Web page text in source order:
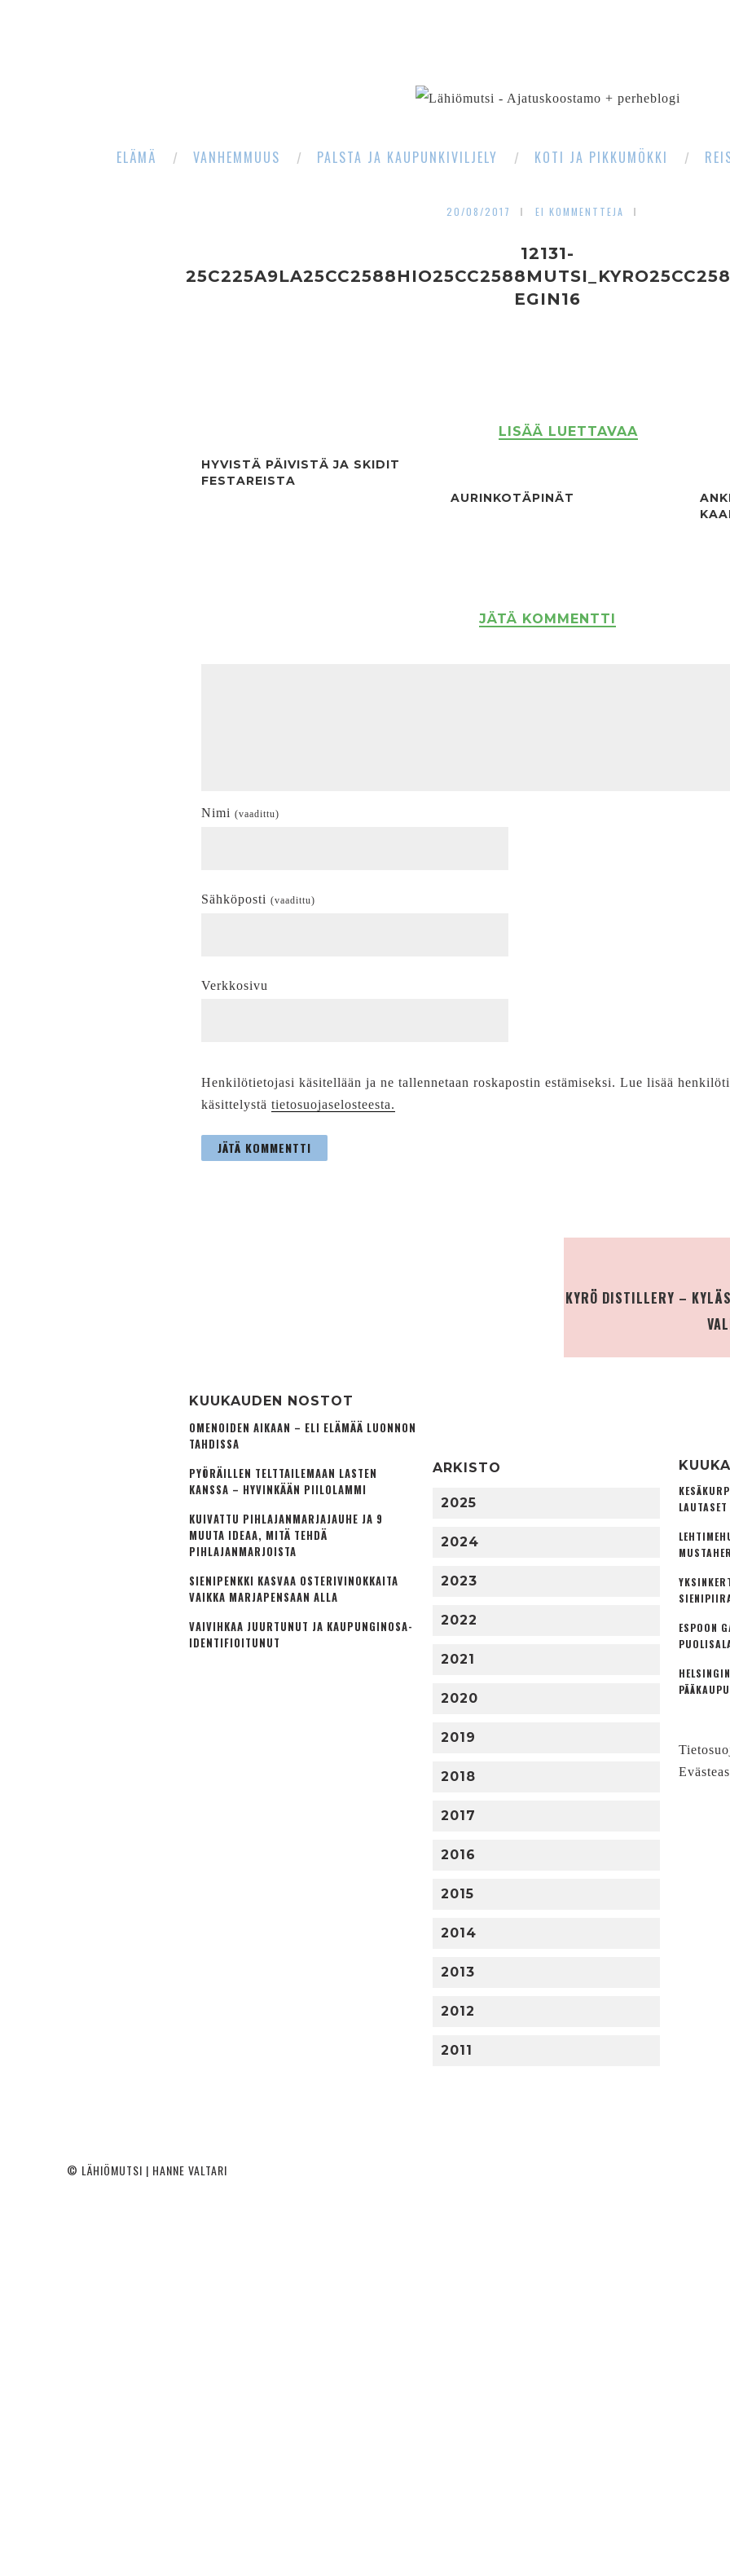
ELÄMÄ VANHEMMUUS PALSTA JA KAUPUNKIVILJELY KOTI JA PIKKUMÖKKI
20/08/2017 EI KOMMENTTEJA
12131-
EGIN16
LISÄÄ LUETTAVAA
HYVISTÄ PÄIVISTÄ JA SKIDIT
FESTAREISTA
AURINKOTÄPINÄT
JÄTÄ KOMMENTTI
Nimi (vaadittu)
Sähköposti (vaadittu)
Verkkosivu
Henkilötietojasi käsitellään ja ne tallennetaan roskapostin estämiseksi. Lue lisää
käsittelystä tietosuojaselosteesta.
KYRÖ DISTILLERY –
KUUKAUDEN NOSTOT
OMENOIDEN AIKAAN – ELI ELÄMÄÄ LUONNON
TAHDISSA
PYÖRÄILLEN TELTTAILEMAAN LASTEN
KANSSA – HYVINKÄÄN PIILOLAMMI
KUIVATTU PIHLAJANMARJAJAUHE JA 9
MUUTA IDEAA, MITÄ TEHDÄ
PIHLAJANMARJOISTA
SIENIPENKKI KASVAA OSTERIVINOKKAITA
VAIKKA MARJAPENSAAN ALLA
VAIVIHKAA JUURTUNUT JA KAUPUNGINOSA­
IDENTIFIOITUNUT
ARKISTO
2025
2024
2023
2022
2021
2020
2019
2018
2017
2016
2015
2014
2013
2012
2011
ESPOON
© LÄHIÖMUTSI | HANNE VALTARI